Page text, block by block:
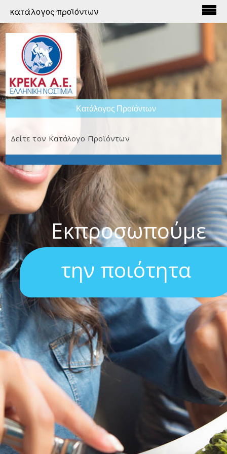
Εκπροσωπούμε
την ποιότητα
κατάλογος προϊόντων
Κατάλογος Προϊόντων
Δείτε τον Κατάλογο Προϊόντων